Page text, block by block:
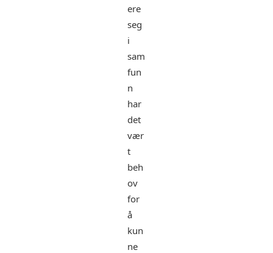
ere
seg
i
sam
fun
n
har
det
vær
t
beh
ov
for
å
kun
ne